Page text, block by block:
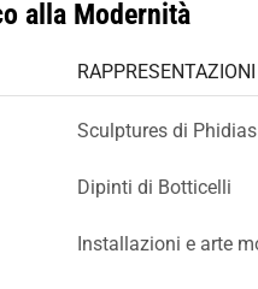
alla Modernità
Sculptures di Phidias
Dipinti di Botticelli
Installazioni e arte